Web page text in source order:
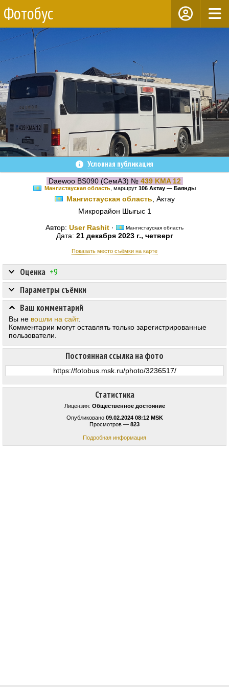
Фотобус
Условная публикация
Daewoo BS090 (СемАЗ) № 439 KMA 12
Мангистауская область , маршрут 106 Актау — Баянды
Мангистауская область , Актау
Микрорайон Шыгыс 1
Автор: User Rashit · Мангистауская область
Дата: 21 декабря 2023 г., четверг
Показать место съёмки на карте
Статистика
Лицензия: Общественное достояние
Опубликовано 09.02.2024 08:12 MSK
Просмотров — 823
Подробная информация
Оценка +9
Постоянная ссылка на фото
Параметры съёмки
Ваш комментарий
Вы не вошли на сайт.
Комментарии могут оставлять только зарегистрированные
пользователи.